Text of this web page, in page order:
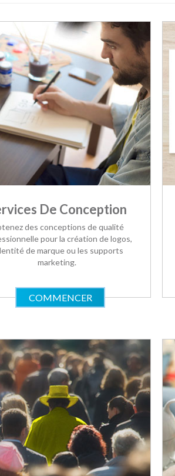
De Conception
des conceptions de qualité
pour la création de logos,
de marque ou les supports
marketing.
COMMENCER